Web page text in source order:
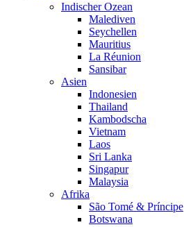
Indischer Ozean
Malediven
Seychellen
Mauritius
La Réunion
Sansibar
Asien
Indonesien
Thailand
Kambodscha
Vietnam
Laos
Sri Lanka
Singapur
Malaysia
Afrika
São Tomé & Príncipe
Botswana